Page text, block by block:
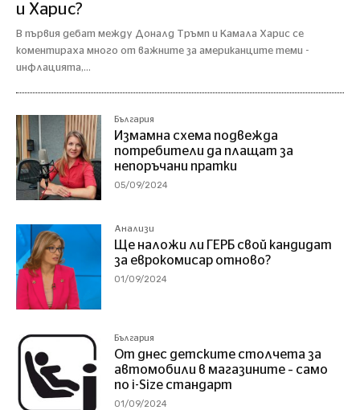
и Харис?
В първия дебат между Доналд Тръмп и Камала Харис се
коментираха много от важните за американците теми -
инфлацията,...
България
Измамна схема подвежда
потребители да плащат за
непоръчани пратки
05/09/2024
Анализи
Ще наложи ли ГЕРБ свой кандидат
за еврокомисар отново?
01/09/2024
България
От днес детските столчета за
автомобили в магазините – само
по i-Size стандарт
01/09/2024